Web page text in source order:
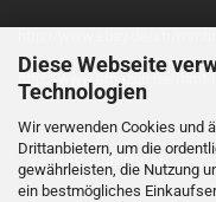
Diese Webseite
Technologien
Wir verwenden Cookies und
Drittanbietern, um die
gewährleisten, die Nutzung
ein bestmögliches
http://www.amazon.de/mmt-
Vertrag widerrufen